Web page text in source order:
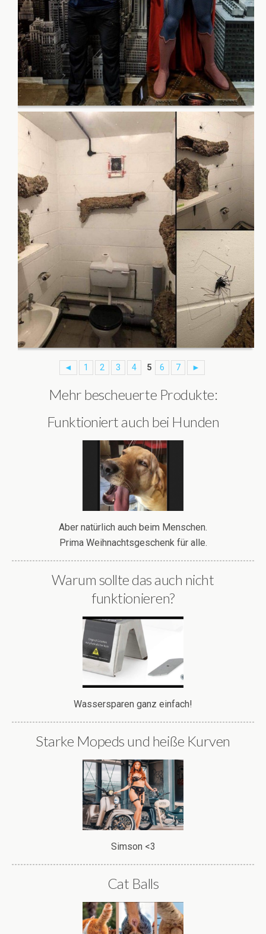
◄ 1 2 3 4 5 6 7 ►
Mehr bescheuerte Produkte:
Funktioniert auch bei Hunden
Aber natürlich auch beim Menschen.
Prima Weihnachtsgeschenk für alle.
Warum sollte das auch nicht
funktionieren?
Wassersparen ganz einfach!
Starke Mopeds und heiße Kurven
Simson <3
Cat Balls